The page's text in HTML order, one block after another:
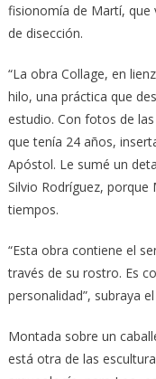
fisionomía de Martí, que
de disección.
“La obra Collage, en
hilo, una práctica que
estudio. Con fotos de
que tenía 24 años,
Apóstol. Le sumé un
Silvio Rodríguez,
tiempos.
“Esta obra contiene el
través de su rostro. Es
personalidad”, subraya
Montada sobre un
está otra de las